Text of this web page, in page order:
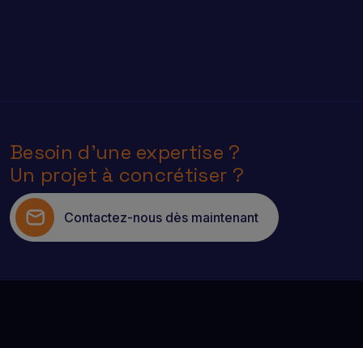
Besoin d’une expertise ?
Un projet à concrétiser ?
Contactez-nous dès maintenant